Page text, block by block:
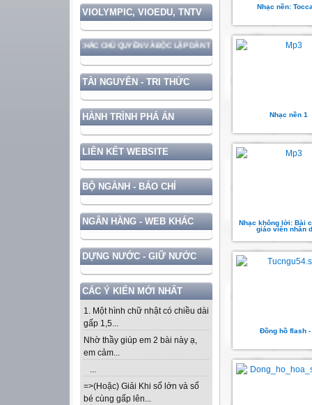
VIOLYMPIC, VIOEDU, TNTV
BẢO VỆ VỮNG CHẮC CHỦ QUYỀN VÀ ĐỘC LẬP DÂN TỘC!
TÀI NGUYÊN - TRI THỨC
HÀNH TRÌNH PHÁ ÁN
LIÊN KẾT WEBSITE
BỘ NGÀNH - BÁO CHÍ
NGÂN HÀNG - WEB KHÁC
DỰNG NƯỚC - GIỮ NƯỚC
CÁC Ý KIẾN MỚI NHẤT
1. Một hình chữ nhật có chiều dài
gấp 1,5...
Nhờ thầy giúp em 2 bài này ạ,
em cảm...
...
=>(Hoặc) Giải Khi số lớn và số
bé cùng gấp lên...
Nhạc nền:
Nhạc nền 1
Nhạc không lời: Bài
giáo viên nhân
Đồng hồ flash -